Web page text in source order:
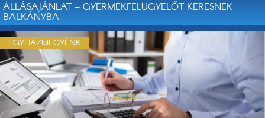
ÁLLÁSAJÁNLAT – GYERMEKFELÜGYELŐT KERESNEK
BALKÁNYBA
EGYHÁZMEGYÉNK